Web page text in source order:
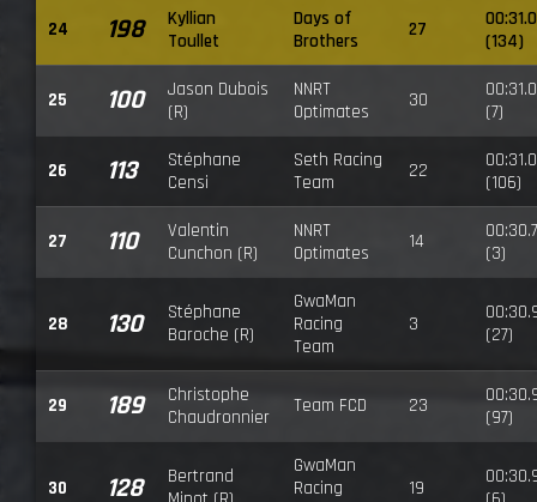
24 198
Kyllian
Toullet
Days of
Brothers
27
(134)
25 100
Jason Dubois
(R)
NNRT
Optimates
30
(7)
26 113
Stéphane
Censi
Seth Racing
Team
22
(106)
27 110
Valentin
Cunchon (R)
NNRT
Optimates
14
(3)
28 130
Stéphane
Baroche (R)
GwaMan
Racing
Team
3
(27)
29 189
Christophe
Chaudronnier
Team FCD 23
(97)
30 128
Bertrand
GwaMan
Racing
19